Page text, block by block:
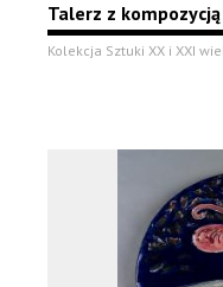
Talerz z
Kolekcja Sztuki XX i XXI